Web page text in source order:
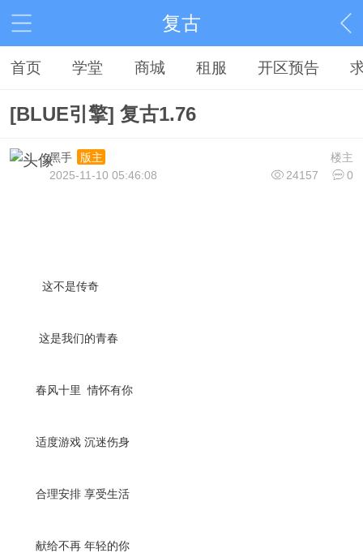
复古
首页 学堂 商城 租服 开区预告
[BLUE引擎] 复古1.76
楼主
黑手
版主
24157
0
2025-11-10 05:46:08
这不是传奇
这是我们的青春
春风十里 情怀有你
适度游戏 沉迷伤身
合理安排 享受生活
献给不再 年轻的你